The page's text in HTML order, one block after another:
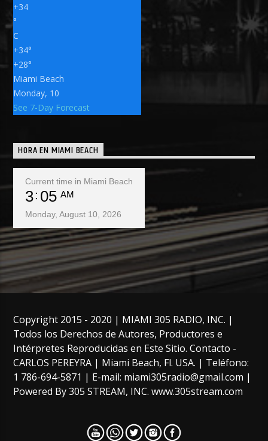
+34
°
C
+34°
+28°
Miami Beach
Monday, 10
See 7-Day Forecast
HORA EN MIAMI BEACH
Current time in Miami Beach
3 05 AM
Monday, August 10, 2026
Copyright 2015 - 2020 | MIAMI 305 RADIO, INC. |
Todos los Derechos de Autores, Productores e
Intérpretes Reproducidas en Este Sitio. Contacto -
CARLOS PEREYRA | Miami Beach, Fl. USA. | Teléfono:
1 786-694-5871 | E-mail: miami305radio@gmail.com |
Powered By 305 STREAM, INC. www.305stream.com